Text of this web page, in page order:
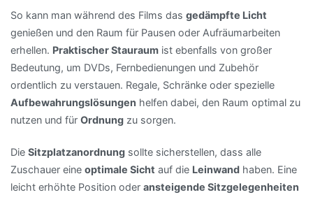
So kann man während des Films das gedämpfte Licht
genießen und den Raum für Pausen oder Aufräumarbeiten
erhellen. Praktischer Stauraum ist ebenfalls von großer
Bedeutung, um DVDs, Fernbedienungen und Zubehör
ordentlich zu verstauen. Regale, Schränke oder spezielle
Aufbewahrungslösungen helfen dabei, den Raum optimal zu
nutzen und für Ordnung zu sorgen.
Die Sitzplatzanordnung sollte sicherstellen, dass alle
Zuschauer eine optimale Sicht auf die Leinwand haben. Eine
leicht erhöhte Position oder ansteigende Sitzgelegenheiten